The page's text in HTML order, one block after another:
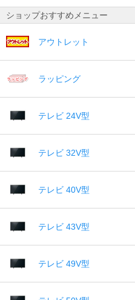
ショップおすすめメニュー
アウトレット
ラッピング
テレビ 24V型
テレビ 32V型
テレビ 40V型
テレビ 43V型
テレビ 49V型